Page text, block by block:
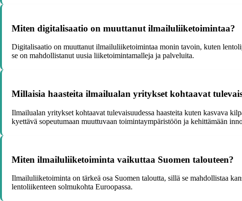
Miten digitalisaatio on muuttanut ilmailuliiketoimintaa?
Digitalisaatio on muuttanut ilmailuliiketoimintaa monin tavoin, kuten
se on mahdollistanut uusia liiketoimintamalleja ja palveluita.
Millaisia haasteita ilmailualan yritykset kohtaavat
Ilmailualan yritykset kohtaavat tulevaisuudessa haasteita kuten kasvava
kyettävä sopeutumaan muuttuvaan toimintaympäristöön ja kehittämään
Miten ilmailuliiketoiminta vaikuttaa Suomen talouteen?
Ilmailuliiketoiminta on tärkeä osa Suomen taloutta, sillä se mahdollistaa
lentoliikenteen solmukohta Euroopassa.